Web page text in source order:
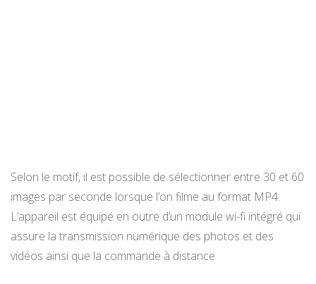
Selon le motif, il est possible de sélectionner entre 30 et 60
images par seconde lorsque l’on filme au format MP4.
L’appareil est équipé en outre d’un module wi-fi intégré qui
assure la transmission numérique des photos et des
vidéos ainsi que la commande à distance